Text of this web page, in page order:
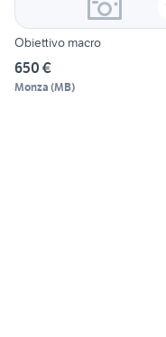
Obiettivo macro
650 €
Monza (MB)